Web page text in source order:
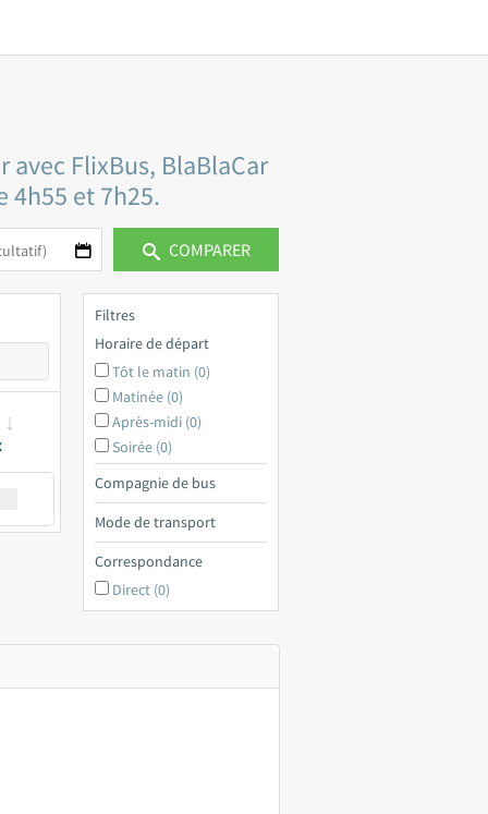
FlixBus, BlaBlaCar
4h55 et 7h25.
COMPARER
Filtres
Horaire de départ
Tôt le matin (0)
Matinée (0)
Après-midi (0)
Soirée (0)
Compagnie de bus
Mode de transport
Correspondance
Direct (0)